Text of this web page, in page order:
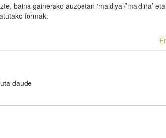
baina gainerako auzoetan ‘maidiya’/’maidiña’ eta
formak.
daude